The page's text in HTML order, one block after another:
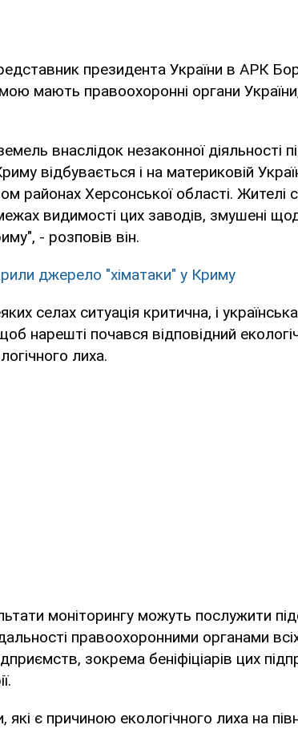
президента України в АРК
мають правоохоронні органи
внаслідок незаконної діяльності
відбувається і на материковій
районах Херсонської області. Жителі
видимості цих заводів, змушені
- розповів він.
джерело "хіматаки" у Криму
селах ситуація критична, і
нарешті почався відповідний
лиха.
моніторингу можуть послужити
правоохоронними органами
зокрема беніфіціарів цих
є причиною екологічного лиха на